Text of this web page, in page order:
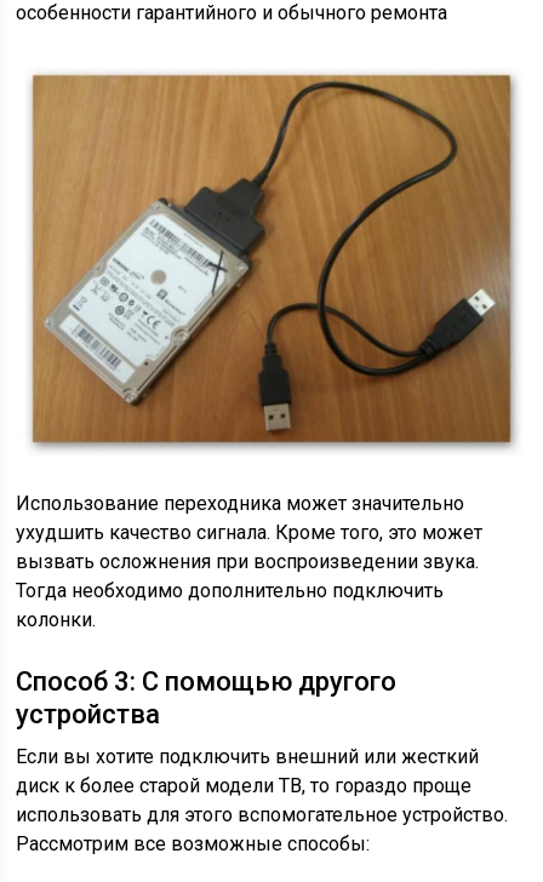
особенности гарантийного и обычного ремонта
Использование переходника может значительно
ухудшить качество сигнала. Кроме того, это может
вызвать осложнения при воспроизведении звука.
Тогда необходимо дополнительно подключить
колонки.
Способ 3: С помощью другого
устройства
Если вы хотите подключить внешний или жесткий
диск к более старой модели ТВ, то гораздо проще
использовать для этого вспомогательное устройство.
Рассмотрим все возможные способы: